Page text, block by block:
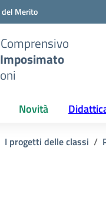
Merito
Novità
I progetti delle classi